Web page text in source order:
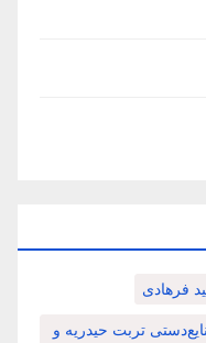
فرهادی
تربت حیدریه و